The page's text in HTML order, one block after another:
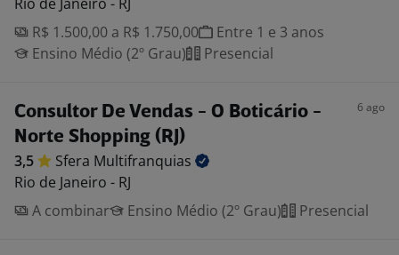
R$ 1.500,00 a R$ 1.750,00
Entre 1 e 3 anos
Ensino Médio (2º Grau)
Presencial
Consultor De Vendas - O Boticário -
Norte Shopping (RJ)
6 ago
3,5 Sfera Multifranquias
Rio de Janeiro - RJ
A combinar
Ensino Médio (2º Grau) Presencial